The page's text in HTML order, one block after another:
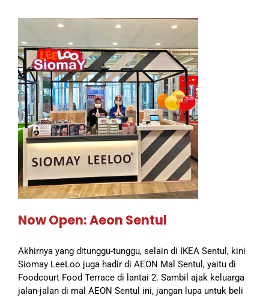
Now Open: Aeon Sentul
Akhirnya yang ditunggu-tunggu, selain di IKEA Sentul, kini
Siomay LeeLoo juga hadir di AEON Mal Sentul, yaitu di
Foodcourt Food Terrace di lantai 2. Sambil ajak keluarga
jalan-jalan di mal AEON Sentul ini, jangan lupa untuk beli